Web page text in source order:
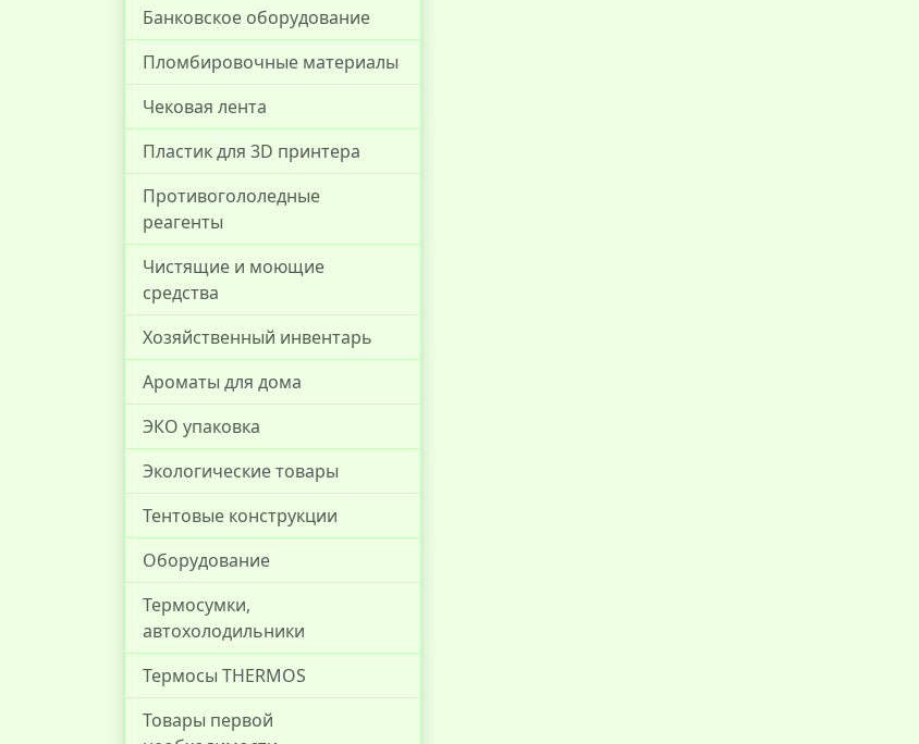
Банковское оборудование
Пломбировочные материалы
Чековая лента
Пластик для 3D принтера
Противогололедные
реагенты
Чистящие и моющие
средства
Хозяйственный инвентарь
Ароматы для дома
ЭКО упаковка
Экологические товары
Тентовые конструкции
Оборудование
Термосумки,
автохолодильники
Термосы THERMOS
Товары первой